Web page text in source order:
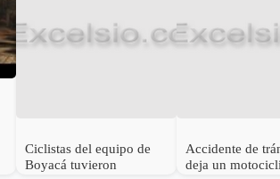
Ciclistas del equipo de
Boyacá tuvieron
Accidente de
deja un